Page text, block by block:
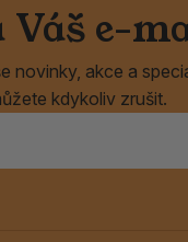
e-
novinky, akce a
kdykoliv zrušit.